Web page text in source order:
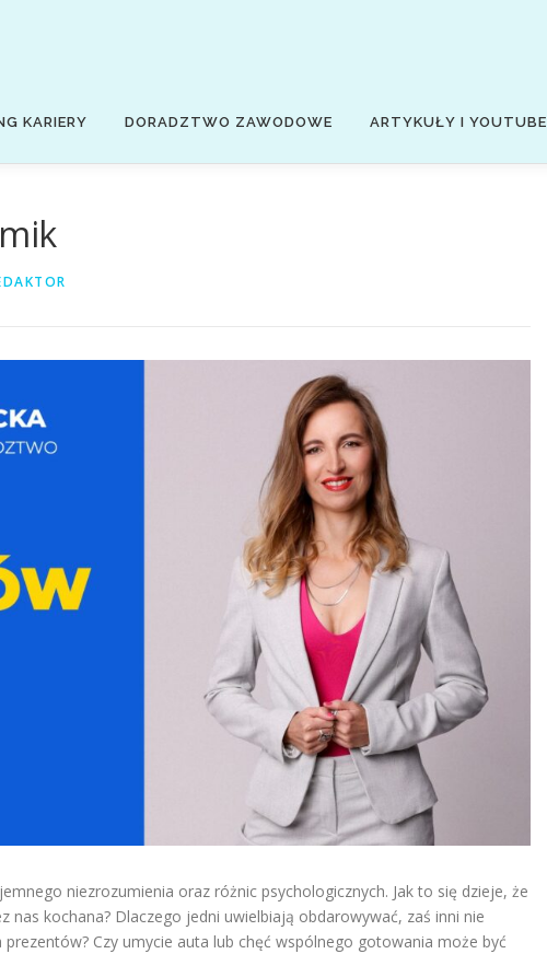
KARIERY DORADZTWO ZAWODOWE ARTYKUŁY I YOUTUBE
niezrozumienia oraz różnic psychologicznych. Jak to się dzieje, że
nas kochana? Dlaczego jedni uwielbiają obdarowywać, zaś inni nie
Czy umycie auta lub chęć wspólnego gotowania może być